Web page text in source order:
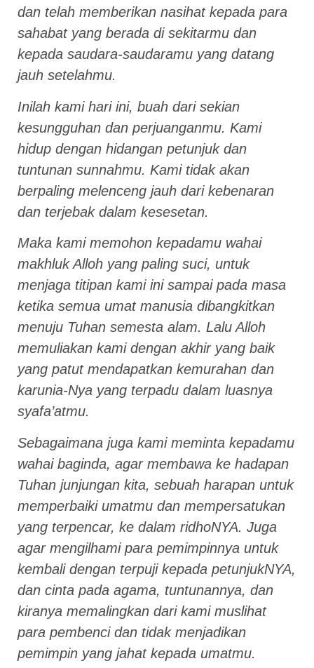
dan telah memberikan nasihat kepada para
sahabat yang berada di sekitarmu dan
kepada saudara-saudaramu yang datang
jauh setelahmu.
Inilah kami hari ini, buah dari sekian
kesungguhan dan perjuanganmu. Kami
hidup dengan hidangan petunjuk dan
tuntunan sunnahmu. Kami tidak akan
berpaling melenceng jauh dari kebenaran
dan terjebak dalam kesesetan.
Maka kami memohon kepadamu wahai
makhluk Alloh yang paling suci, untuk
menjaga titipan kami ini sampai pada masa
ketika semua umat manusia dibangkitkan
menuju Tuhan semesta alam. Lalu Alloh
memuliakan kami dengan akhir yang baik
yang patut mendapatkan kemurahan dan
karunia-Nya yang terpadu dalam luasnya
syafa’atmu.
Sebagaimana juga kami meminta kepadamu
wahai baginda, agar membawa ke hadapan
Tuhan junjungan kita, sebuah harapan untuk
memperbaiki umatmu dan mempersatukan
yang terpencar, ke dalam ridhoNYA. Juga
agar mengilhami para pemimpinnya untuk
kembali dengan terpuji kepada petunjukNYA,
dan cinta pada agama, tuntunannya, dan
kiranya memalingkan dari kami muslihat
para pembenci dan tidak menjadikan
pemimpin yang jahat kepada umatmu.